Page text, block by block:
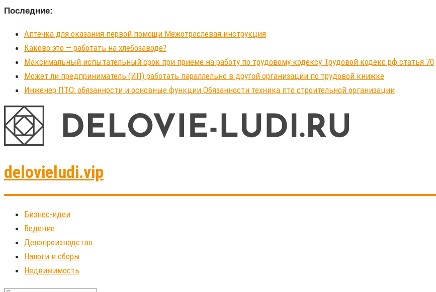
Последние:
Аптечка для оказания первой помощи Межотраслевая инструкция
Каково это — работать на хлебозаводе?
Максимальный испытательный срок при приеме на работу по трудовому кодексу Трудовой кодекс рф статья 70
Может ли предприниматель (ИП) работать параллельно в другой организации по трудовой книжке
Инженер ПТО: обязанности и основные функции Обязанности техника пто строительной организации
delovieludi.vip
Бизнес-идеи
Ведение
Делопроизводство
Налоги и сборы
Недвижимость